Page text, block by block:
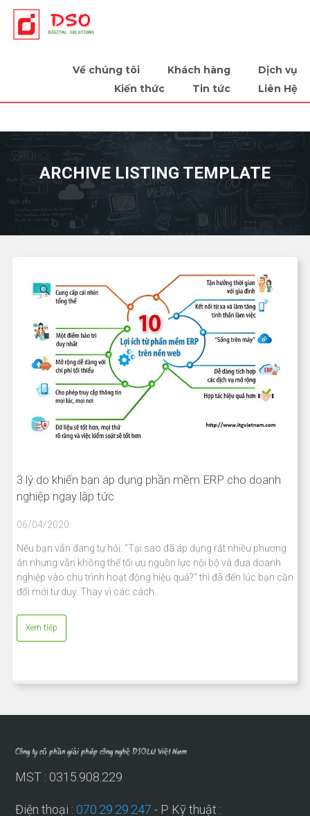
Tiếp sức cùng doanh nghiệp
Về chúng tôi Khách hàng
Dịch vụ
Kiến thức
Tin tức Liên Hệ
ARCHIVE LISTING TEMPLATE
3 lý do khiến bạn áp dụng phần mềm ERP cho doanh
nghiệp ngay lập tức
06/04/2020
Nếu bạn vẫn đang tự hỏi: “Tại sao đã áp dụng rất nhiều phương
án nhưng vẫn không thể tối ưu nguồn lực nội bộ và đưa doanh
nghiệp vào chu trình hoạt động hiệu quả?” thì đã đến lúc bạn cần
đổi mới tư duy. Thay vì các cách…
Xem tiếp
Công ty cổ phần giải pháp công nghệ DSOLU Việt Nam
MST : 0315.908.229
Điện thoại : 070.29.29.247 - P Kỹ thuật :